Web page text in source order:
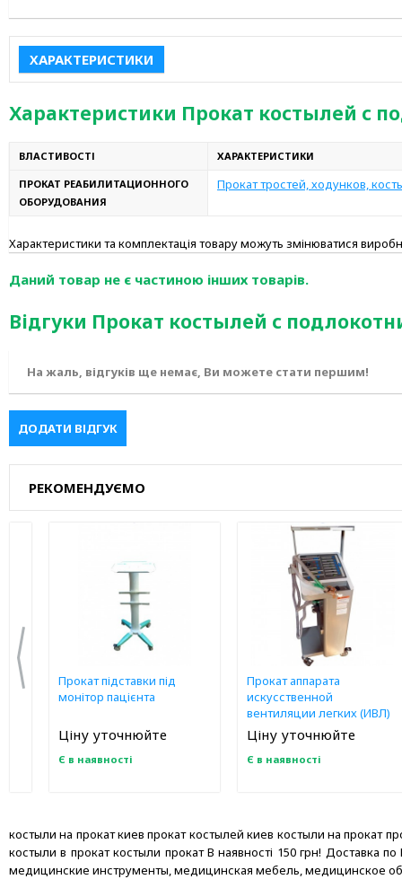
ХАРАКТЕРИСТИКИ
Характеристики Прокат костылей с
ВЛАСТИВОСТІ ХАРАКТЕРИСТИКИ
ПРОКАТ РЕАБИЛИТАЦИОННОГО
ОБОРУДОВАНИЯ
Прокат тростей, ходунков,
Характеристики та комплектація товару можуть змінюватися
Даний товар не є частиною інших товарів.
Відгуки Прокат костылей с
На жаль, відгуків ще немає, Ви можете стати першим!
ДОДАТИ ВІДГУК
РЕКОМЕНДУЄМО
Прокат підставки під
монітор пацієнта
Ціну уточнюйте
Є в наявності
Прокат аппарата
искусственной
вентиляции легких (ИВЛ)
Ціну уточнюйте
Є в наявності
костыли на прокат киев прокат костылей киев костыли на прокат
костыли в прокат костыли прокат В наявності 150 грн! Доставка
медицинские инструменты, медицинская мебель, медицинское